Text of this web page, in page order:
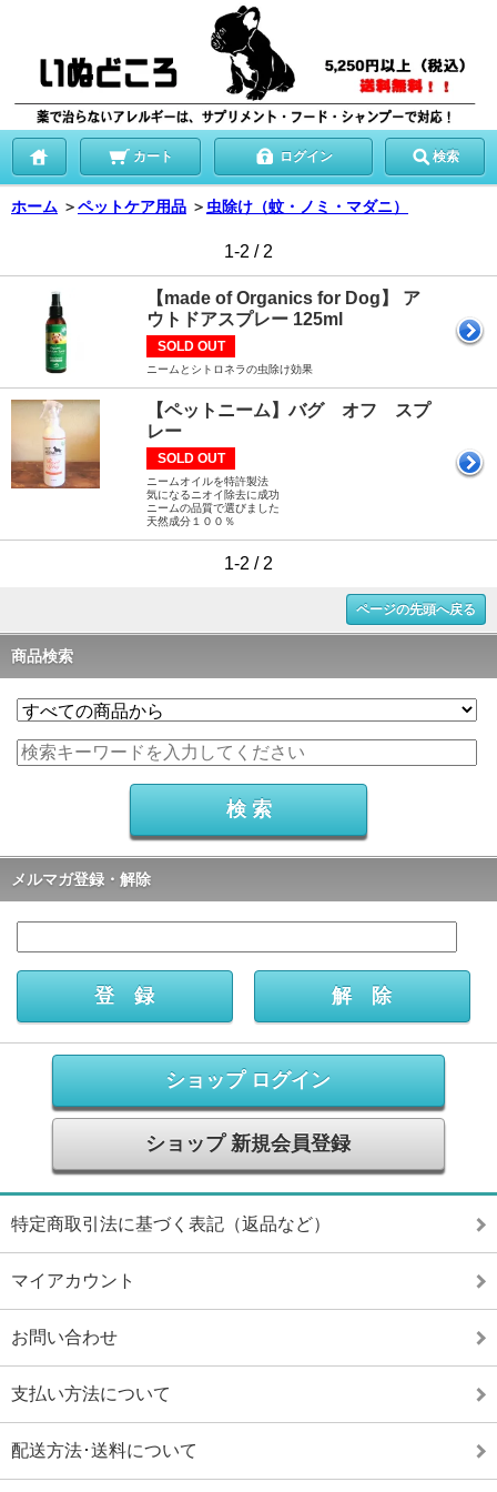
カート ログイン 検索
ホーム ＞ペットケア用品 ＞ 虫除け（蚊・ノミ・マダニ）
1-2 / 2
【made of Organics for Dog】 ア
ウトドアスプレー 125ml
SOLD OUT
ニームとシトロネラの虫除け効果
【ペットニーム】バグ オフ スプ
レー
SOLD OUT
ニームオイルを特許製法
気になるニオイ除去に成功
ニームの品質で選びました
天然成分１００％
1-2 / 2
ページの先頭へ戻る
商品検索
メルマガ登録・解除
ショップ ログイン
ショップ 新規会員登録
特定商取引法に基づく表記（返品など）
マイアカウント
お問い合わせ
支払い方法について
配送方法･送料について